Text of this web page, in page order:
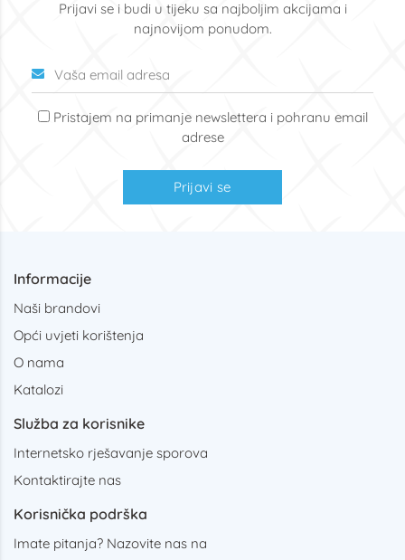
Prijavi se i budi u tijeku sa najboljim akcijama i
najnovijom ponudom.
Pristajem na primanje newslettera i pohranu email
adrese
Prijavi se
Informacije
Naši brandovi
Opći uvjeti korištenja
O nama
Katalozi
Služba za korisnike
Internetsko rješavanje sporova
Kontaktirajte nas
Korisnička podrška
Imate pitanja? Nazovite nas na